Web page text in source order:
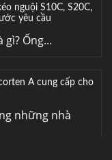
nguội S10C, S20C,
yêu cầu
Ống...
A cung cấp cho
những nhà